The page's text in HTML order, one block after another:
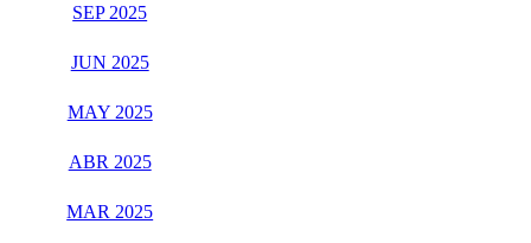
SEP 2025
JUN 2025
MAY 2025
ABR 2025
MAR 2025